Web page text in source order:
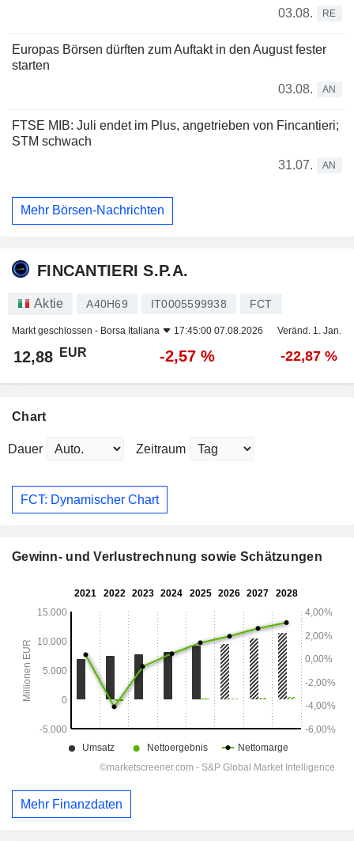
03.08. RE
Europas Börsen dürften zum Auftakt in den August fester
starten
03.08.
AN
FTSE MIB: Juli endet im Plus, angetrieben von Fincantieri;
STM schwach
31.07.
AN
Mehr Börsen-Nachrichten
FINCANTIERI S.P.A.
Aktie A40H69 IT0005599938 FCT
Markt geschlossen - Borsa Italiana 17:45:00 07.08.2026 Veränd. 1. Jan.
12,88 EUR -2,57 % -22,87 %
Chart
Dauer Zeitraum
FCT: Dynamischer Chart
Gewinn- und Verlustrechnung sowie Schätzungen
Mehr Finanzdaten